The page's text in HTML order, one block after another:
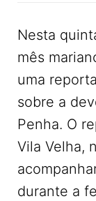
Nesta
mês
uma
sobre a
Penha. O
Vila Velha,
durante a